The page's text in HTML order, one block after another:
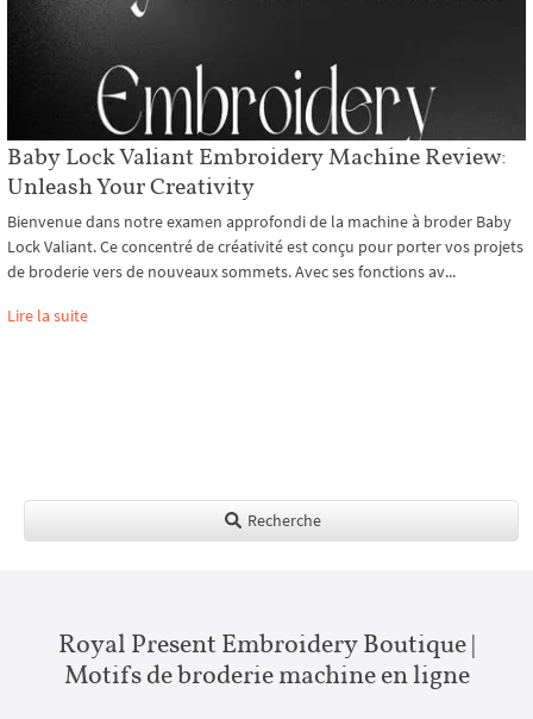
Baby Lock Valiant Embroidery Machine Review:
Unleash Your Creativity
Bienvenue dans notre examen approfondi de la machine à broder Baby
Lock Valiant. Ce concentré de créativité est conçu pour porter vos projets
de broderie vers de nouveaux sommets. Avec ses fonctions av...
Lire la suite
Recherche
Royal Present Embroidery Boutique |
Motifs de broderie machine en ligne